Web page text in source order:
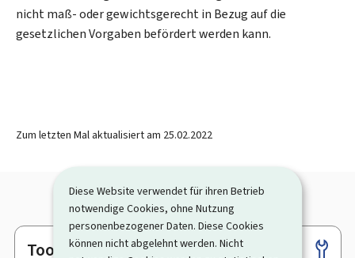
Diese Website verwendet für ihren Betrieb
notwendige Cookies, ohne Nutzung
personenbezogener Daten. Diese Cookies
können nicht abgelehnt werden. Nicht
nicht maß- oder gewichtsgerecht in Bezug auf die
gesetzlichen Vorgaben befördert werden kann.
Zum letzten Mal aktualisiert am 25.02.2022
Footer
Tools